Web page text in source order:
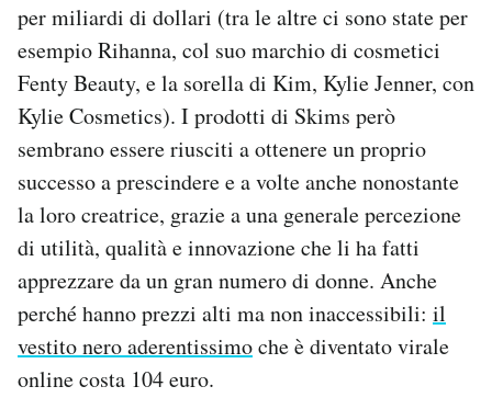
per miliardi di dollari (tra le altre ci sono state per
esempio Rihanna, col suo marchio di cosmetici
Fenty Beauty, e la sorella di Kim, Kylie Jenner, con
Kylie Cosmetics). I prodotti di Skims però
sembrano essere riusciti a ottenere un proprio
successo a prescindere e a volte anche nonostante
la loro creatrice, grazie a una generale percezione
di utilità, qualità e innovazione che li ha fatti
apprezzare da un gran numero di donne. Anche
perché hanno prezzi alti ma non inaccessibili: il
vestito nero aderentissimoche è diventato virale
online costa 104 euro.